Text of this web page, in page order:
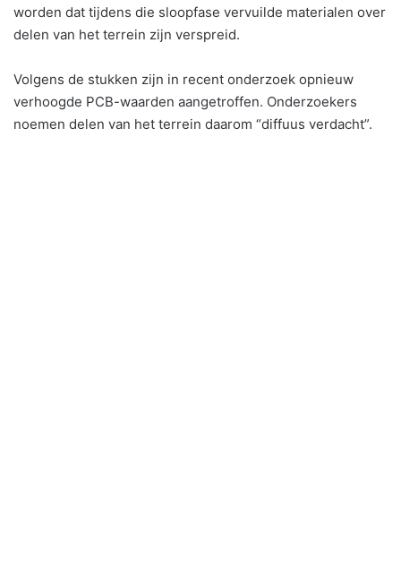
worden dat tijdens die sloopfase vervuilde materialen over
delen van het terrein zijn verspreid.
Volgens de stukken zijn in recent onderzoek opnieuw
verhoogde PCB-waarden aangetroffen. Onderzoekers
noemen delen van het terrein daarom “diffuus verdacht”.